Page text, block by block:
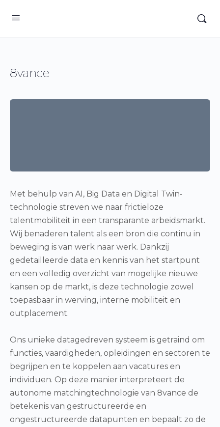
8vance
Met behulp van AI, Big Data en Digital Twin-
technologie streven we naar frictieloze
talentmobiliteit in een transparante arbeidsmarkt.
Wij benaderen talent als een bron die continu in
beweging is van werk naar werk. Dankzij
gedetailleerde data en kennis van het startpunt
en een volledig overzicht van mogelijke nieuwe
kansen op de markt, is deze technologie zowel
toepasbaar in werving, interne mobiliteit en
outplacement.
Ons unieke datagedreven systeem is getraind om
functies, vaardigheden, opleidingen en sectoren te
begrijpen en te koppelen aan vacatures en
individuen. Op deze manier interpreteert de
autonome matchingtechnologie van 8vance de
betekenis van gestructureerde en
ongestructureerde datapunten en bepaalt zo de